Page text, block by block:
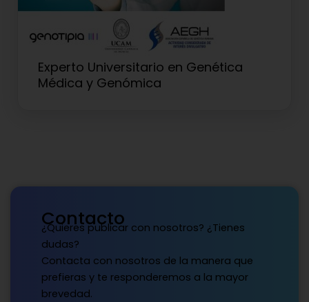
Experto Universitario en Genética
Médica y Genómica
Contacto
¿Quieres publicar con nosotros? ¿Tienes
dudas?
Contacta con nosotros de la manera que
prefieras y te responderemos a la mayor
brevedad.